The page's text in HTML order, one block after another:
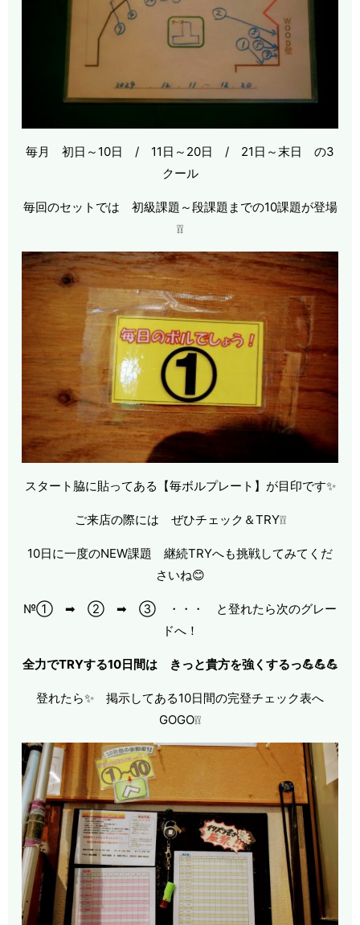
毎月 初日～10日 / 11日～20日 / 21日～末日 の3
クール
毎回のセットでは 初級課題～段課題までの10課題が登場
❕❕
スタート脇に貼ってある【毎ボルプレート】が目印です✨
ご来店の際には ぜひチェック＆TRY❕❕
10日に一度のNEW課題 継続TRYへも挑戦してみてくだ
さいね😊
№① ➡ ② ➡ ③ ・・・ と登れたら次のグレー
ドへ！
全力でTRYする10日間は きっと貴方を強くするっ💪💪💪
登れたら✨ 掲示してある10日間の完登チェック表へ
GOGO❕❕